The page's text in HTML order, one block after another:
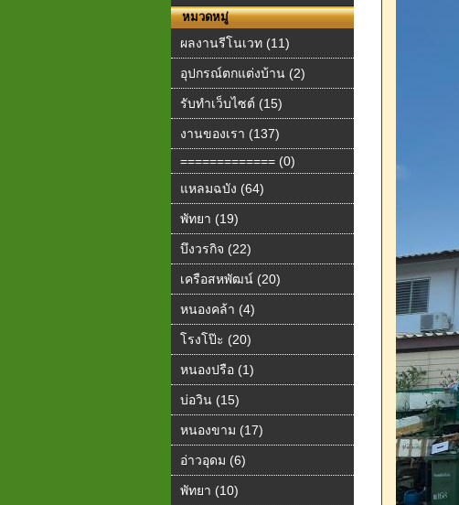
หมวดหมู่
ผลงานรีโนเวท (11)
อุปกรณ์ตกแต่งบ้าน (2)
รับทำเว็บไซต์ (15)
งานของเรา (137)
============= (0)
แหลมฉบัง (64)
พัทยา (19)
บึงวรกิจ (22)
เครือสหพัฒน์ (20)
หนองคล้า (4)
โรงโป๊ะ (20)
หนองปรือ (1)
บ่อวิน (15)
หนองขาม (17)
อ่าวอุดม (6)
พัทยา (10)